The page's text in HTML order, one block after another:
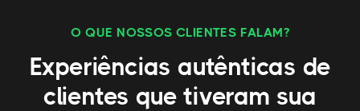
O QUE NOSSOS CLIENTES FALAM?
Experiências autênticas de
clientes que tiveram sua